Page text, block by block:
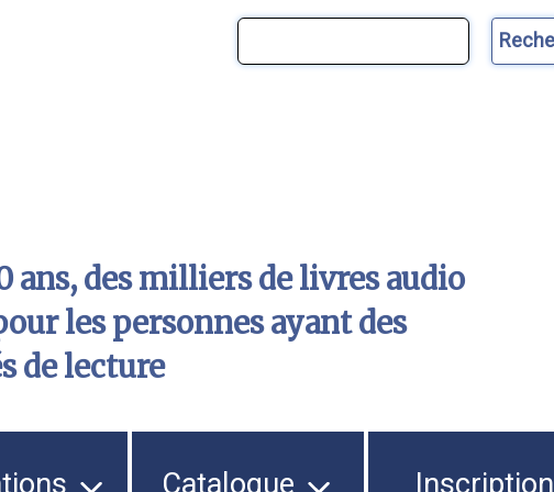
ans, des milliers de livres audio
les personnes ayant des
de lecture
Catalogue Inscription